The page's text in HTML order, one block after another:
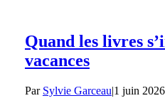
Quand les livres
vacances
Par Sylvie Garceau|1 juin 2026